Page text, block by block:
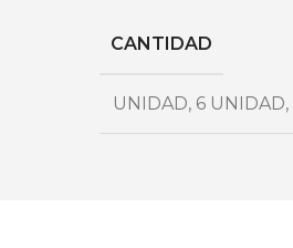
CANTIDAD
UNIDAD, 6 UNIDAD,